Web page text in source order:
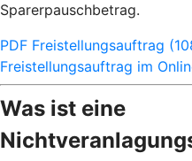
Sparerpauschbetrag.
PDF Freistellungsauftrag
Freistellungsauftrag im
Was ist eine